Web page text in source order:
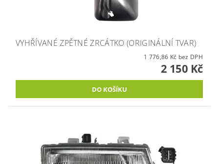
VYHŘÍVANÉ ZPĚTNÉ ZRCÁTKO (ORIGINÁLNÍ TVAR)
1 776,86 Kč bez DPH
2 150 Kč